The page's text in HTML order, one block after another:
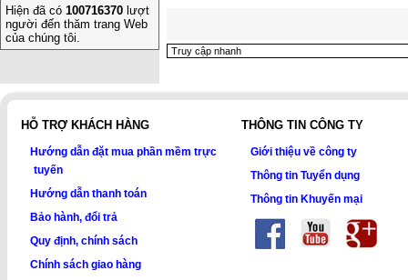
Hiện đã có 100716370 lượt
người đến thăm trang Web
của chúng tôi.
HỖ TRỢ KHÁCH HÀNG
Hướng dẫn đặt mua phần mềm trực
tuyến
Hướng dẫn thanh toán
Bảo hành, đổi trả
Quy định, chính sách
Chính sách giao hàng
THÔNG TIN CÔNG TY
Giới thiệu về công ty
Thông tin Tuyển dụng
Thông tin Khuyến mại